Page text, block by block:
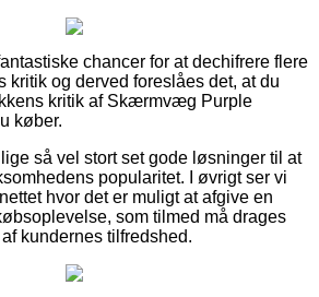
chancer for at dechifrere flere
kritik og derved foreslåes det, at du
kritik af Skærmvæg Purple
køber.
så vel stort set gode løsninger til at
popularitet. I øvrigt ser vi
hvor det er muligt at afgive en
som tilmed må drages
kundernes tilfredshed.